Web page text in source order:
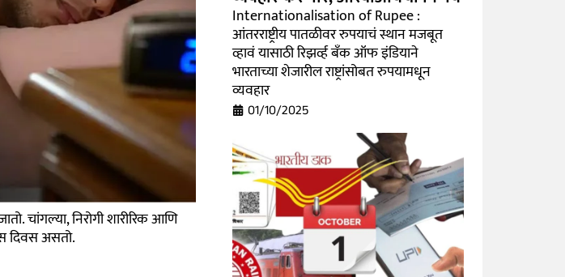
चांगल्या, निरोगी शारीरिक आणि
दिवस असतो.
Internationalisation of Rupee :
आंतरराष्ट्रीय पातळीवर रुपयाचं स्थान मजबूत
व्हावं यासाठी रिझर्व्ह बँक ऑफ इंडियाने
भारताच्या शेजारील राष्ट्रांसोबत रुपयामधून
व्यवहार
01/10/2025